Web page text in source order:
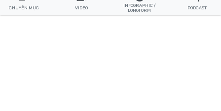
CHUYÊN MỤC VIDEO
INFOGRAPHIC /
LONGFORM
PODCAST